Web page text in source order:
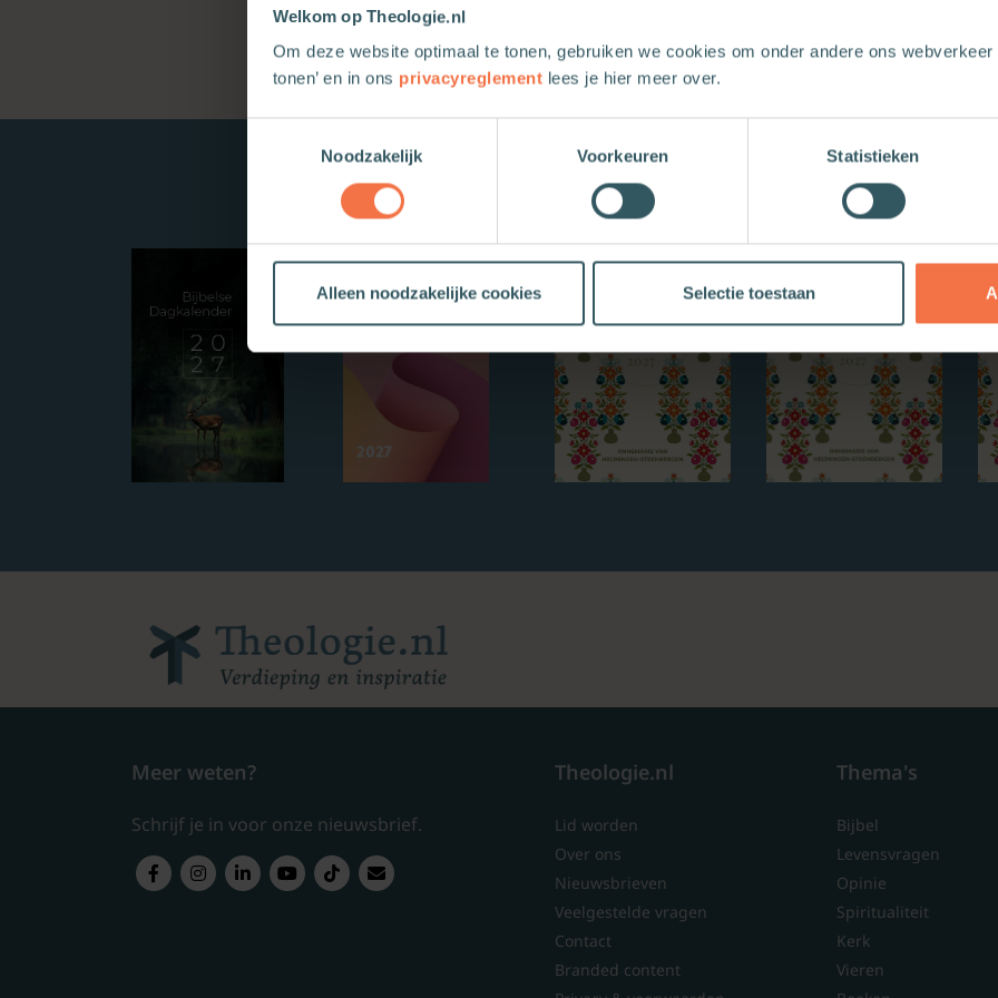
Welkom op Theologie.nl
Om deze website optimaal te tonen, gebruiken we cookies om onder andere ons webverkeer
tonen’ en in ons privacyreglement lees je hier meer over.
Noodzakelijk
Voorkeuren Statistieken
Alleen noodzakelijke cookies Selectie toestaan
Nieuwe boeken
Meer weten?
Schrijf je in voor onze nieuwsbrief.
Theologie.nl
Lid worden
Over ons
Nieuwsbrieven
Veelgestelde vragen
Contact
Branded content
Thema's
Bijbel
Levensvragen
Opinie
Spiritualiteit
Kerk
Vieren